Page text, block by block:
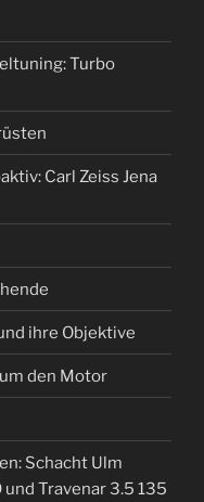
Turbo
Carl Zeiss Jena
ihre Objektive
den Motor
Schacht Ulm
Travenar 3.5 135